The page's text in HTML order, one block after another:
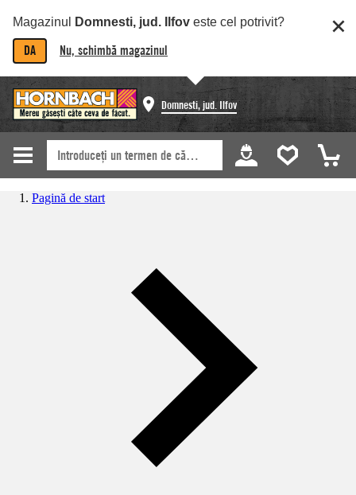
Magazinul Domnesti, jud. Ilfov este cel potrivit?
DA Nu, schimbă magazinul
Domnesti, jud. Ilfov
Pagină de start